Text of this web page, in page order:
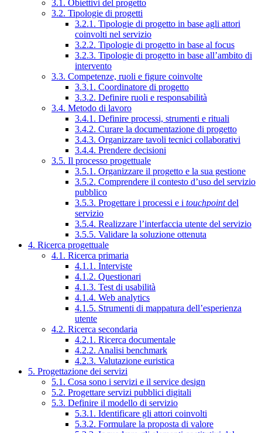
3.1. Obiettivi del progetto
3.2. Tipologie di progetti
3.2.1. Tipologie di progetto in base agli attori
coinvolti nel servizio
3.2.2. Tipologie di progetto in base al focus
3.2.3. Tipologie di progetto in base all’ambito di
intervento
3.3. Competenze, ruoli e figure coinvolte
3.3.1. Coordinatore di progetto
3.3.2. Definire ruoli e responsabilità
3.4. Metodo di lavoro
3.4.1. Definire processi, strumenti e rituali
3.4.2. Curare la documentazione di progetto
3.4.3. Organizzare tavoli tecnici collaborativi
3.4.4. Prendere decisioni
3.5. Il processo progettuale
3.5.1. Organizzare il progetto e la sua gestione
3.5.2. Comprendere il contesto d’uso del servizio
pubblico
3.5.3. Progettare i processi e i touchpointdel
servizio
3.5.4. Realizzare l’interfaccia utente del servizio
3.5.5. Validare la soluzione ottenuta
4. Ricerca progettuale
4.1. Ricerca primaria
4.1.1. Interviste
4.1.2. Questionari
4.1.3. Test di usabilità
4.1.4. Web analytics
4.1.5. Strumenti di mappatura dell’esperienza
utente
4.2. Ricerca secondaria
4.2.1. Ricerca documentale
4.2.2. Analisi benchmark
4.2.3. Valutazione euristica
5. Progettazione dei servizi
5.1. Cosa sono i servizi e il service design
5.2. Progettare servizi pubblici digitali
5.3. Definire il modello di servizio
5.3.1. Identificare gli attori coinvolti
5.3.2. Formulare la proposta di valore